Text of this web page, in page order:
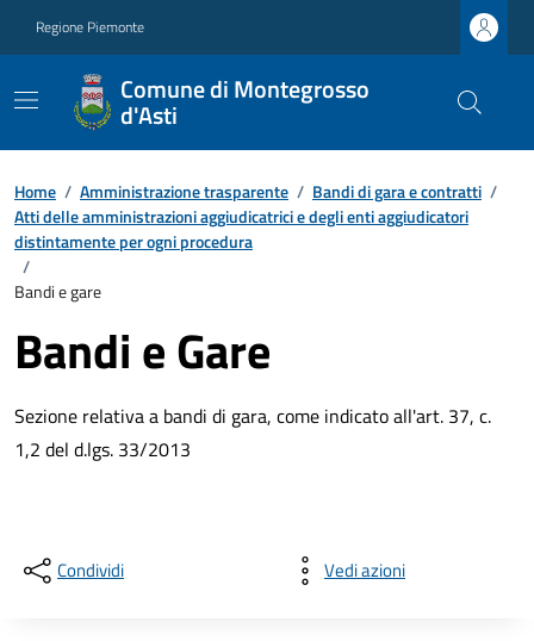
Regione Piemonte
Comune di Montegrosso
d'Asti
Home / Amministrazione trasparente / Bandi di gara e contratti /
Atti delle amministrazioni aggiudicatrici e degli enti aggiudicatori
distintamente per ogni procedura
/
Bandi e gare
Bandi e Gare
Sezione relativa a bandi di gara, come indicato all'art. 37, c.
1,2 del d.lgs. 33/2013
Condividi Vedi azioni